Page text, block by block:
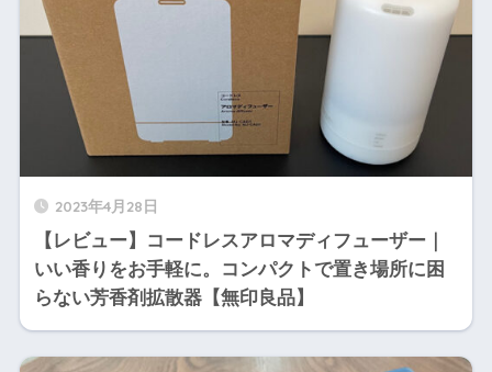
2023年4月28日
【レビュー】コードレスアロマディフューザー｜
いい香りをお手軽に。コンパクトで置き場所に困
らない芳香剤拡散器【無印良品】